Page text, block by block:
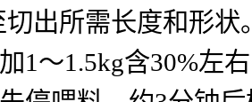
出所需长度和形状
1～1.5kg含30%左